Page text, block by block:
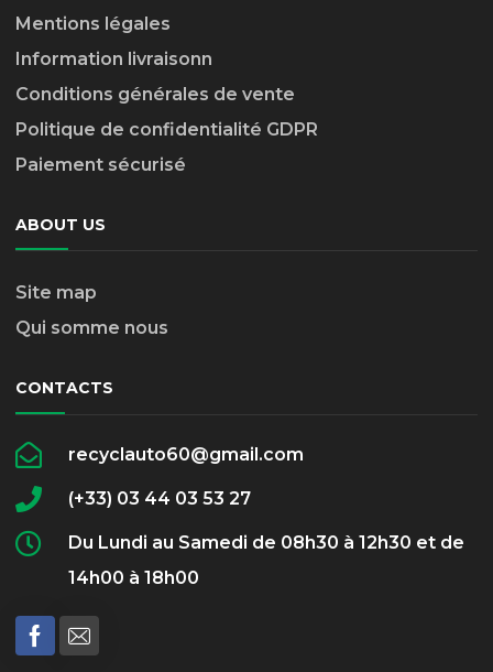
Mentions légales
Information livraisonn
Conditions générales de vente
Politique de confidentialité GDPR
Paiement sécurisé
ABOUT US
Site map
Qui somme nous
CONTACTS
recyclauto60@gmail.com
(+33) 03 44 03 53 27
Du Lundi au Samedi de 08h30 à 12h30 et de
14h00 à 18h00